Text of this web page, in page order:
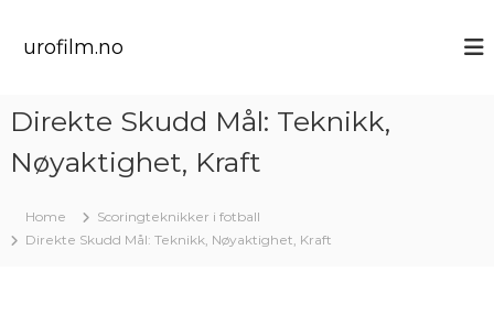
urofilm.no
Direkte Skudd Mål: Teknikk,
Nøyaktighet, Kraft
Home
Scoringteknikker i fotball
Direkte Skudd Mål: Teknikk, Nøyaktighet, Kraft